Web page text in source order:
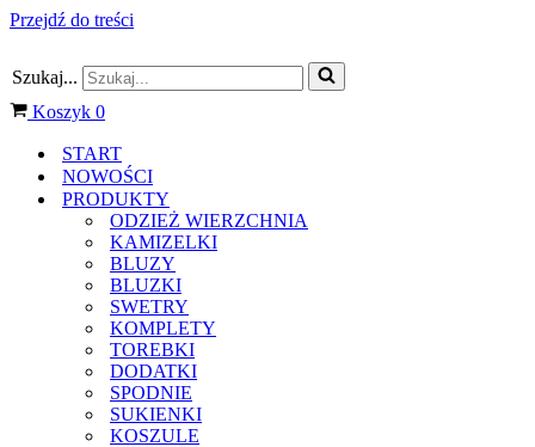
Przejdź do treści
Szukaj...
Koszyk 0
START
NOWOŚCI
PRODUKTY
ODZIEŻ WIERZCHNIA
KAMIZELKI
BLUZY
BLUZKI
SWETRY
KOMPLETY
TOREBKI
DODATKI
SPODNIE
SUKIENKI
KOSZULE